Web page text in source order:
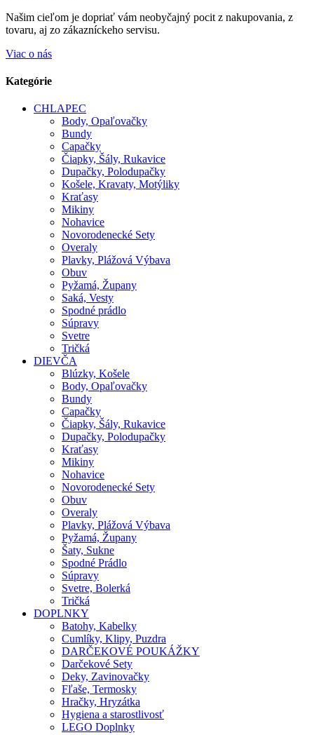
Našim cieľom je dopriať vám neobyčajný pocit z nakupovania, z
tovaru, aj zo zákazníckeho servisu.
Viac o nás
Kategórie
CHLAPEC
Body, Opaľovačky
Bundy
Capačky
Čiapky, Šály, Rukavice
Dupačky, Polodupačky
Košele, Kravaty, Motýliky
Kraťasy
Mikiny
Nohavice
Novorodenecké Sety
Overaly
Plavky, Plážová Výbava
Obuv
Pyžamá, Župany
Saká, Vesty
Spodné prádlo
Súpravy
Svetre
Tričká
DIEVČA
Blúzky, Košele
Body, Opaľovačky
Bundy
Capačky
Čiapky, Šály, Rukavice
Dupačky, Polodupačky
Kraťasy
Mikiny
Nohavice
Novorodenecké Sety
Obuv
Overaly
Plavky, Plážová Výbava
Pyžamá, Župany
Šaty, Sukne
Spodné Prádlo
Súpravy
Svetre, Bolerká
Tričká
DOPLNKY
Batohy, Kabelky
Cumlíky, Klipy, Puzdra
DARČEKOVÉ POUKÁŽKY
Darčekové Sety
Deky, Zavinovačky
Fľaše, Termosky
Hračky, Hryzátka
Hygiena a starostlivosť
LEGO Doplnky